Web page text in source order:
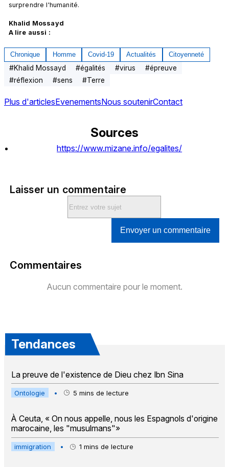
surprendre l'humanité.
Khalid Mossayd
A lire aussi :
Chronique Homme Covid-19 Actualités Citoyenneté
#Khalid Mossayd #égalités #virus #épreuve
#réflexion #sens #Terre
Plus d'articlesEvenementsNous soutenirContact
Sources
https://www.mizane.info/egalites/
Laisser un commentaire
Envoyer un commentaire
Commentaires
Aucun commentaire pour le moment.
Tendances
La preuve de l'existence de Dieu chez Ibn Sina
Ontologie • 5 mins de lecture
À Ceuta, « On nous appelle, nous les Espagnols d'origine
marocaine, les "musulmans"»
immigration • 1 mins de lecture